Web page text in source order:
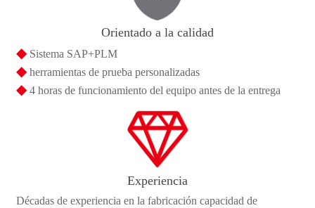
Orientado a la calidad
◆Sistema SAP+PLM
◆herramientas de prueba personalizadas
◆4 horas de funcionamiento del equipo antes de la entrega
Experiencia
Décadas de experiencia en la fabricación capacidad de